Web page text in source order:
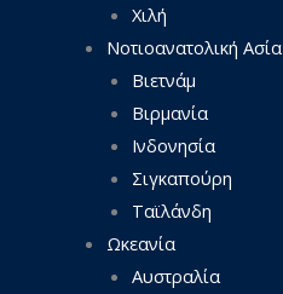
Χιλή
Νοτιοανατολική Ασία
Βιετνάμ
Βιρμανία
Ινδονησία
Σιγκαπούρη
Ταϊλάνδη
Ωκεανία
Αυστραλία